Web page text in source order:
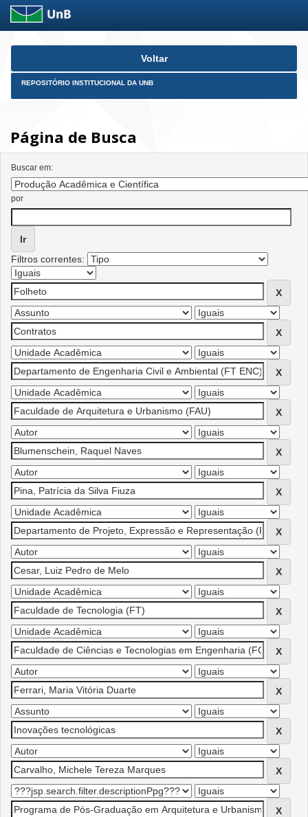
Skip
Voltar
REPOSITÓRIO INSTITUCIONAL DA UNB
Página de Busca
Buscar em:
por
Filtros correntes: